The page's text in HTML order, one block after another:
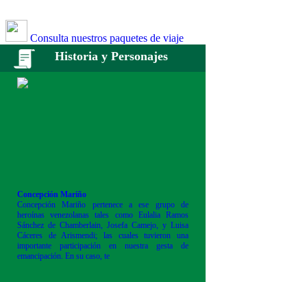
Consulta nuestros paquetes de viaje
Historia y Personajes
Concepción Mariño
Concepción Mariño pertenece a ese grupo de
heroínas venezolanas tales como Eulalia Ramos
Sánchez de Chamberlain, Josefa Camejo, y Luisa
Cáceres de Arismendi; las cuales tuvieron una
importante participación en nuestra gesta de
emancipación. En su caso, te